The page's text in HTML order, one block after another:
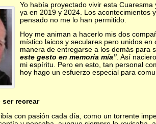
Yo había proyectado vivir esta
ya en 2019 y 2024. Los acontecimientos
pensado no me lo han permitido.
Hoy me animan a hacerlo mis dos
místico laicos y seculares pero unidos
manera de entregarse a los demás para
este gesto en memoria mía”. Así
mi espíritu. Pero en esto, tan personal
hoy hago un esfuerzo especial para
ser recrear
con pasión cada día, como un torrente